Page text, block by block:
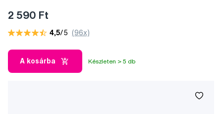
2 590 Ft
4,5/5 (96x)
A kosárba Készleten > 5 db